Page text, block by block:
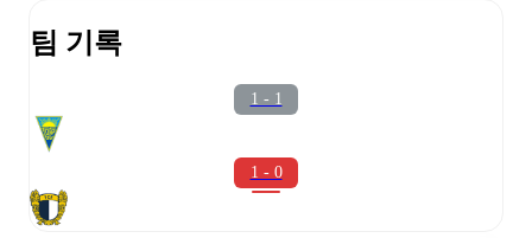
팀 기록
1 - 1
1 - 0